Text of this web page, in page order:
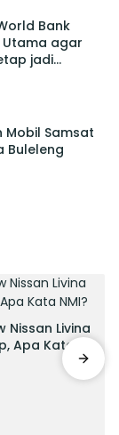
Bank
agar
jadi
Mobil Samsat
Buleleng
Nissan Livina
Apa Kata